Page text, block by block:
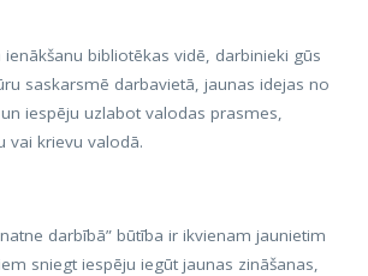
bibliotēkas vidē, darbinieki gūs
saskarsmē darbavietā, jaunas idejas no
iespēju uzlabot valodas prasmes,
vai krievu valodā.
darbībā” būtība ir ikvienam jaunietim
sniegt iespēju iegūt jaunas zināšanas,